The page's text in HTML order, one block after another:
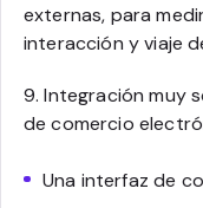
externas, para
interacción y viaje
9. Integración muy
de comercio
Una interfaz de